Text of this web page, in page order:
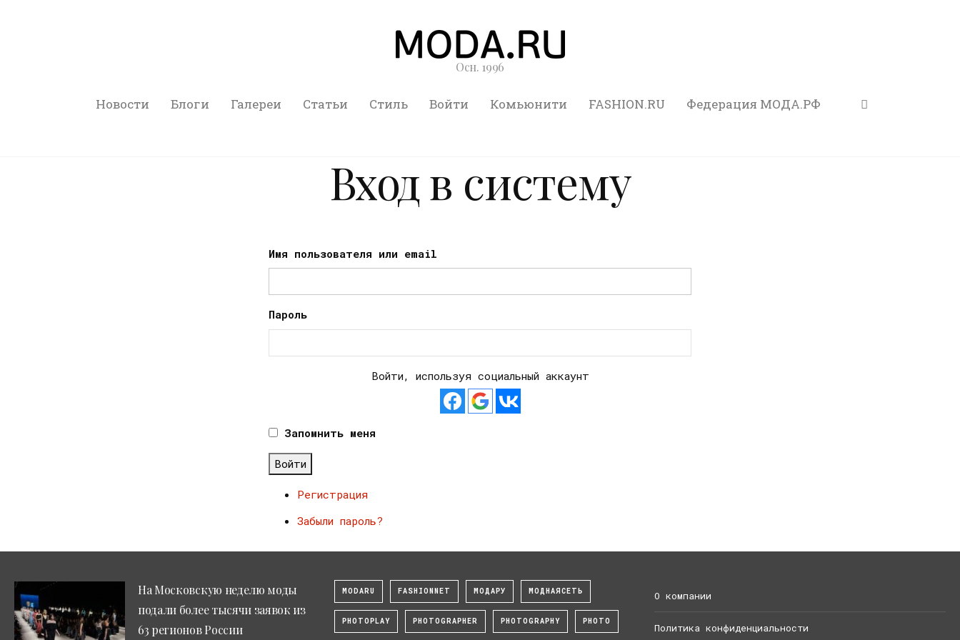
Осн. 1996
Новости Блоги Галереи Статьи Стиль Войти Комьюнити FASHION.RU Федерация МОДА.РФ
Вход в систему
Имя пользователя или email
Пароль
Войти, используя социальный аккаунт
Запомнить меня
Войти
Регистрация
Забыли пароль?
На Московскую неделю моды
подали более тысячи заявок из
63 регионов России
MODARU FASHIONNET МОДАРУ МОДНАЯСЕТЬ
PHOTOPLAY PHOTOGRAPHER PHOTOGRAPHY PHOTO
О компании
Политика конфиденциальности